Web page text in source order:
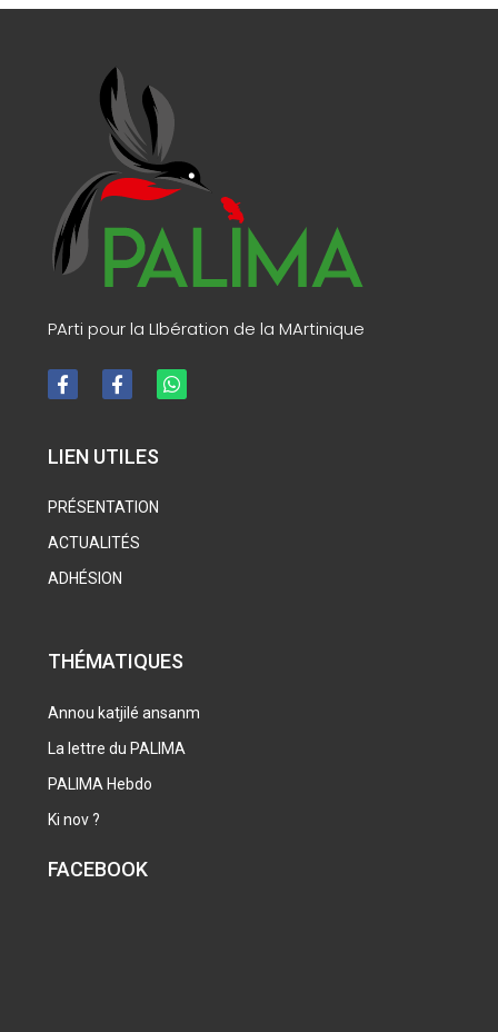
PArti pour la LIbération de la MArtinique
LIEN UTILES
PRÉSENTATION
ACTUALITÉS
ADHÉSION
THÉMATIQUES
Annou katjilé ansanm
La lettre du PALIMA
PALIMA Hebdo
Ki nov ?
FACEBOOK